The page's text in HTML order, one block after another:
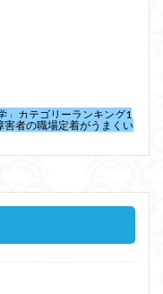
」カテゴリーランキング1
者の職場定着がうまくい